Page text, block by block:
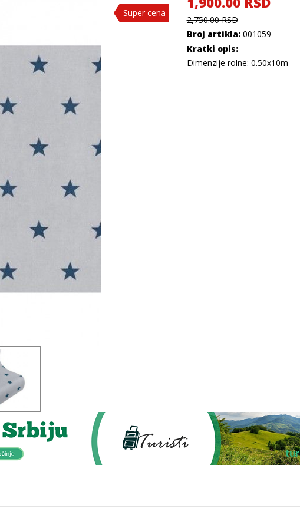
Super cena
Super cena
Super cena
2,750.00 RSD
Broj artikla:001059
Kratki opis:
Dimenzije rolne: 0.50x10m